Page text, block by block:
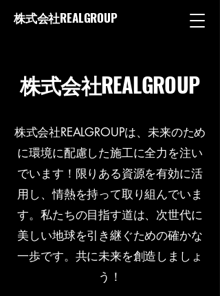
株式会社REALGROUP
​株式会社REALGROUP
株式会社REALGROUPは、未来のため
に環境に配慮した施工に全力を注い
でいます！限りある資源を有効に活
用し、情熱を持って取り組んでいま
す。私たちの目指す道は、次世代に
美しい地球を引き継ぐための確かな
一歩です。共に未来を創造しましょ
う！